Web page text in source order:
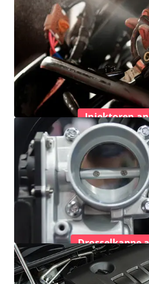
Injektoren
Drosselkappe